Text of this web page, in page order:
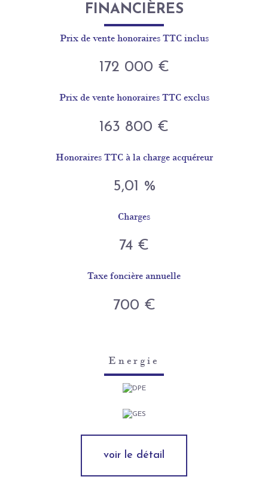
FINANCIÈRES
Prix de vente honoraires TTC inclus
172 000 €
Prix de vente honoraires TTC exclus
163 800 €
Honoraires TTC à la charge acquéreur
5,01 %
Charges
74 €
Taxe foncière annuelle
700 €
Energie
voir le détail